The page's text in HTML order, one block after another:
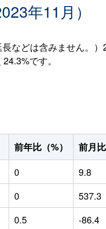
年11月）
などは含みません。）
です。
前年比（%） 前月比
0
9.8
0
537.3
0.5
-86.4